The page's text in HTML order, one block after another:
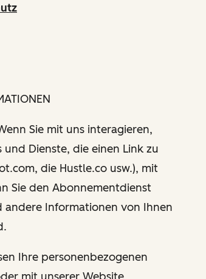
Sie mit uns interagieren,
Dienste, die einen Link zu
die Hustle.co usw.), mit
Sie den Abonnementdienst
Informationen von Ihnen
Ihre personenbezogenen